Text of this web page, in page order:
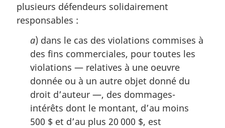
plusieurs défendeurs solidairement
responsables :
a) dans le cas des violations commises à
des fins commerciales, pour toutes les
violations — relatives à une oeuvre
donnée ou à un autre objet donné du
droit d’auteur —, des dommages-
intérêts dont le montant, d’au moins
500 $ et d’au plus 20 000 $, est